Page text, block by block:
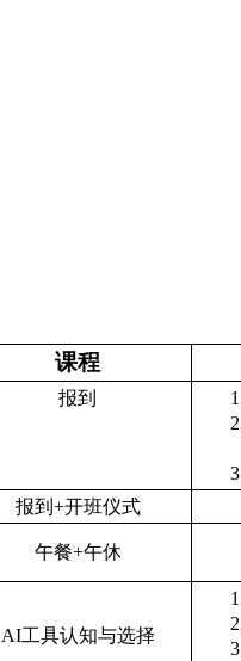
课程
报到
报到+开班仪式
午餐+午休
AI工具认知与选择